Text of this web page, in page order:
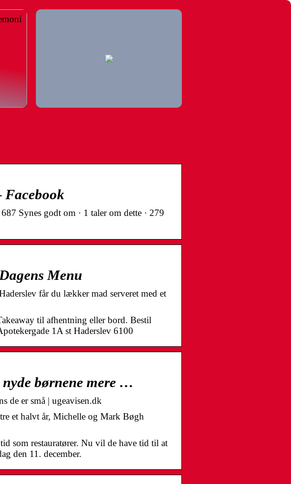
Facebook
Synes godt om · 1 taler om dette · 279
Menu
får du lækker mad serveret med et
til afhentning eller bord. Bestil
1A st Haderslev 6100
børnene mere …
de er små | ugeavisen.dk
et halvt år, Michelle og Mark Bøgh
som restauratører. Nu vil de have tid til at
den 11. december.